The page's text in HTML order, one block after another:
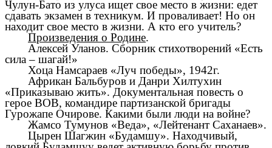
Чулун-Бато из улуса ищет свое место в жизни: едет
сдавать экзамен в техникум. И проваливает! Но он
находит свое место в жизни. А кто его учитель?
Произведения о Родине.
Алексей Уланов. Сборник стихотворений «Есть
сила – шагай!»
Хоца Намсараев «Луч победы», 1942г.
Африкан Бальбуров и Данри Хилтухин
«Приказываю жить». Документальная повесть о
герое ВОВ, командире партизанской бригады
Гурожапе Очирове. Какими были люди на войне?
Жамсо Тумунов «Веда», «Лейтенант Саханаев».
Цырен Шагжин «Будамшу». Находчивый,